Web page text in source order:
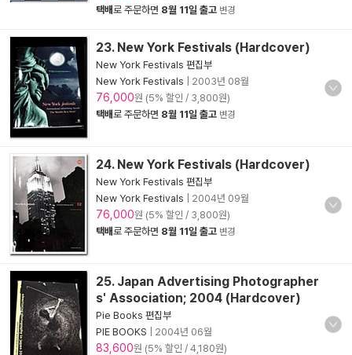
택배로 주문하면 8월 11일 출고 변경
23. New York Festivals (Hardcover)
New York Festivals 편집부
New York Festivals
2003년 08월
76,000원 (5% 할인 / 3,800원)
택배로 주문하면 8월 11일 출고 변경
24. New York Festivals (Hardcover)
New York Festivals 편집부
New York Festivals
2004년 09월
76,000원 (5% 할인 / 3,800원)
택배로 주문하면 8월 11일 출고 변경
25. Japan Advertising Photographer
s' Association; 2004 (Hardcover)
Pie Books 편집부
PIE BOOKS
2004년 06월
83,600원 (5% 할인 / 4,180원)